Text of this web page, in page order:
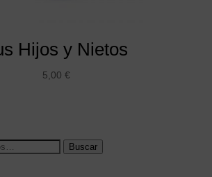
Hijos y Nietos
5,00 €
Buscar